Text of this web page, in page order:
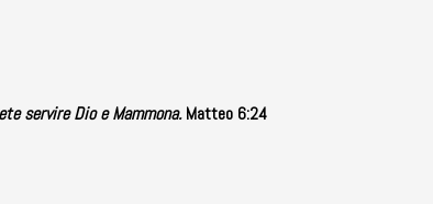
servire Dio e Mammona.Matteo 6:24